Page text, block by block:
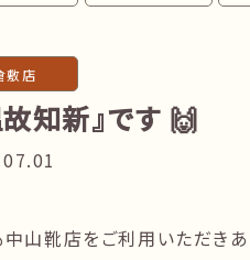
敷店
故知新』です 🙌
中山靴店をご利用いただきあ